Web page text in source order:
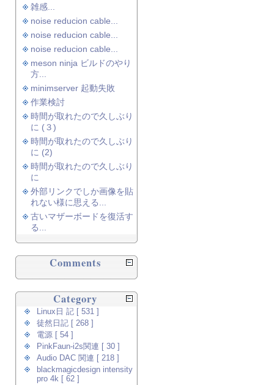
雑感...
noise reducion cable...
noise reducion cable...
noise reducion cable...
meson ninja ビルドのやり
方...
minimserver 起動失敗
作業検討
時間が取れたので久しぶり
に (３)
時間が取れたので久しぶり
に (2)
時間が取れたので久しぶり
に
外部リンクでしか画像を貼
れない様に思える...
古いマザーボードを復活す
る...
Comments
Category
Linux日 記 [ 531 ]
徒然日記 [ 268 ]
電源 [ 54 ]
PinkFaun-i2s関連 [ 30 ]
Audio DAC 関連 [ 218 ]
blackmagicdesign intensity
pro 4k [ 62 ]